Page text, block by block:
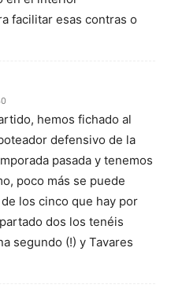
facilitar esas contras o
hemos fichado al
defensivo de la
pasada y tenemos
poco más se puede
los cinco que hay por
dos los tenéis
segundo (!) y Tavares